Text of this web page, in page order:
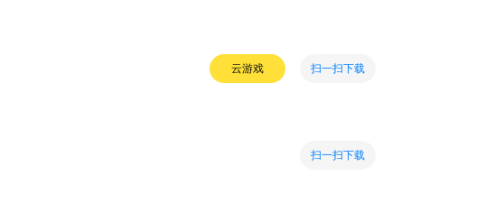
云游戏 扫一扫下载
扫一扫下载